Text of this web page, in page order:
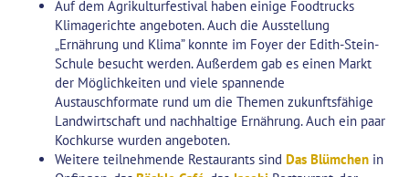
Auf dem Agrikulturfestival haben einige Foodtrucks
Klimagerichte angeboten. Auch die Ausstellung
„Ernährung und Klima” konnte im Foyer der Edith-Stein-
Schule besucht werden. Außerdem gab es einen Markt
der Möglichkeiten und viele spannende
Austauschformate rund um die Themen zukunftsfähige
Landwirtschaft und nachhaltige Ernährung. Auch ein paar
Kochkurse wurden angeboten.
Weitere teilnehmende Restaurants sind Das Blümchen in